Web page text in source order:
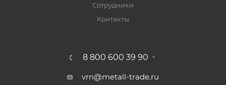
Сотрудники
Контакты
8 800 600 39 90
vrn@metall-trade.ru